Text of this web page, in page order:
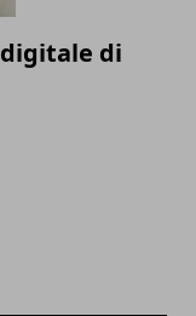
digitale di